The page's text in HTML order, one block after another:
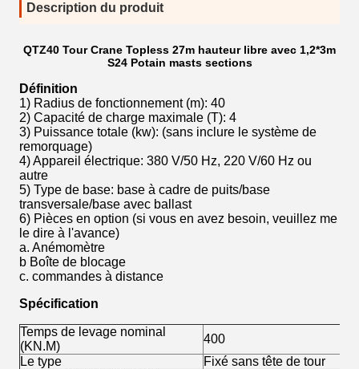
Description du produit
QTZ40 Tour Crane Topless 27m hauteur libre avec 1,2*3m
S24 Potain masts sections
Définition
1) Radius de fonctionnement (m): 40
2) Capacité de charge maximale (T): 4
3) Puissance totale (kw): (sans inclure le système de
remorquage)
4) Appareil électrique: 380 V/50 Hz, 220 V/60 Hz ou
autre
5) Type de base: base à cadre de puits/base
transversale/base avec ballast
6) Pièces en option (si vous en avez besoin, veuillez me
le dire à l'avance)
a. Anémomètre
b Boîte de blocage
c. commandes à distance
Spécification
Temps de levage nominal
(KN.M)
400
Le type
Fixé sans tête de tour